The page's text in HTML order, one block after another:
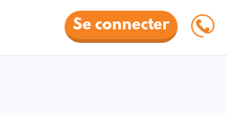
Se connecter